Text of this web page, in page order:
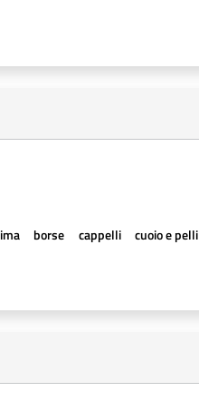
borse cappelli cuoio e pelli